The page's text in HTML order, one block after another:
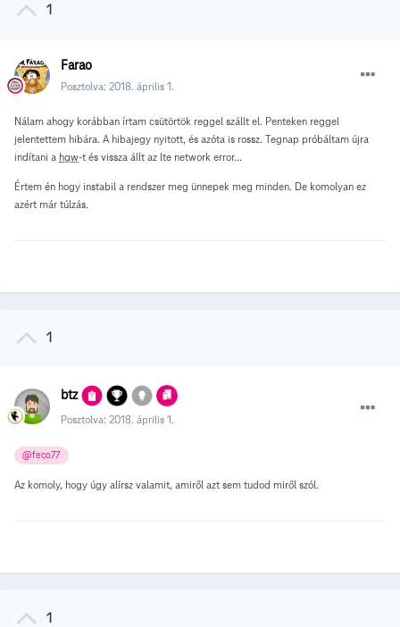
1
Farao
Posztolva: 2018. április 1.
Nálam ahogy korábban írtam csütörtök reggel szállt el. Penteken reggel
jelentettem hibára. A hibajegy nyitott, és azóta is rossz. Tegnap próbáltam újra
indítani a hgw-t és vissza állt az lte network error...
Értem én hogy instabil a rendszer meg ünnepek meg minden. De komolyan ez
azért már túlzás.
1
btz
Posztolva: 2018. április 1.
@feco77
Az komoly, hogy úgy alírsz valamit, amiről azt sem tudod miről szól.
1